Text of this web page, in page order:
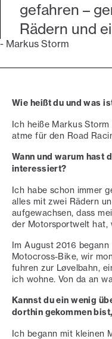
gefahren –
Rädern und
- Markus Storm
Wie heißt du und was
Ich heiße Markus
atme für den Road
Wann und warum hast
interessiert?
Ich habe schon immer
alles mit zwei Rädern
aufgewachsen, dass
der Motorsportwelt hat,
Im August 2016
Motocross-Bike, wir
fuhren zur Løvelbahn,
ich wohne. Von da an
Kannst du ein wenig
dorthin gekommen
Ich begann mit kleinen